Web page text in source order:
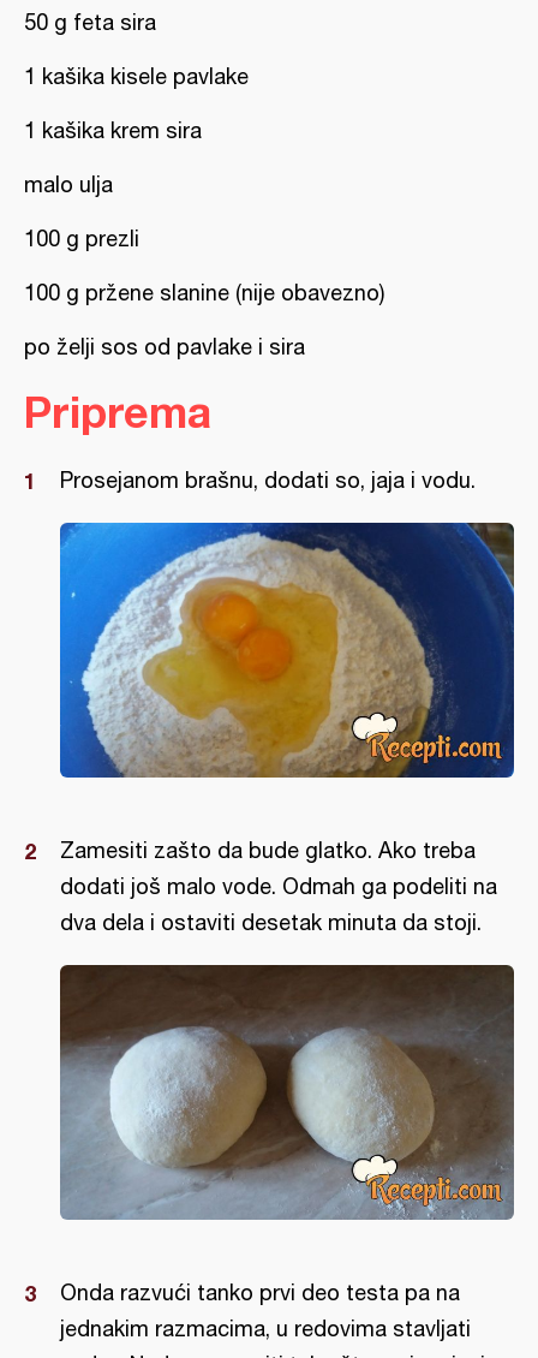
50 g feta sira
1 kašika kisele pavlake
1 kašika krem sira
malo ulja
100 g prezli
100 g pržene slanine (nije obavezno)
po želji sos od pavlake i sira
Priprema
Prosejanom brašnu, dodati so, jaja i vodu.
Zamesiti zašto da bude glatko. Ako treba
dodati još malo vode. Odmah ga podeliti na
dva dela i ostaviti desetak minuta da stoji.
Onda razvući tanko prvi deo testa pa na
jednakim razmacima, u redovima stavljati